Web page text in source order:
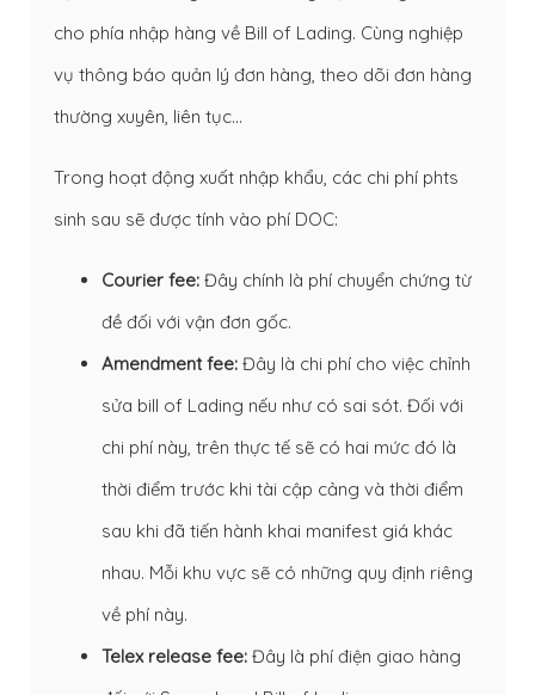
cho phía nhập hàng về Bill of Lading. Cùng nghiệp
vụ thông báo quản lý đơn hàng, theo dõi đơn hàng
thường xuyên, liên tục…
Trong hoạt động xuất nhập khẩu, các chi phí phts
sinh sau sẽ được tính vào phí DOC:
Courier fee: Đây chính là phí chuyển chứng từ
đề đối với vận đơn gốc.
Amendment fee: Đây là chi phí cho việc chỉnh
sửa bill of Lading nếu như có sai sót. Đối với
chi phí này, trên thực tế sẽ có hai mức đó là
thời điểm trước khi tài cập cảng và thời điểm
sau khi đã tiến hành khai manifest giá khác
nhau. Mỗi khu vực sẽ có những quy định riêng
về phí này.
Telex release fee: Đây là phí điện giao hàng